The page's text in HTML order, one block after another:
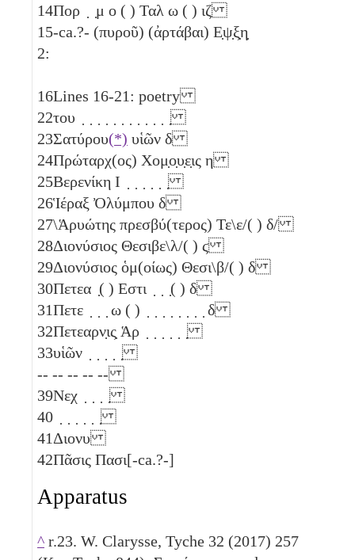
14Πορ ̣ ̣μ ο ( ) Ταλ ω ( ) ιζ
15-ca.?- (πυροῦ) (ἀρτάβαι) Ε̣ψ̣ξ̣η̣
2:
16Lines 16-21: poetry
22του ̣ ̣ ̣ ̣ ̣ ̣ ̣ ̣ ̣ ̣ ̣ ̣
23Σατύρου(*) υἱῶν δ
24Πρώταρχ(ος) Χομ̣ο̣υ̣ε̣ις η
25Βερενίκη Ι ̣ ̣ ̣ ̣ ̣ ̣
26Ἱέραξ Ὀλύμπου δ
27\Ἁρυώτης πρεσβύ(τερος) Τε\ε/( ) δ/
28Διονύσιος Θεσιβε\λ/( ) ϛ
29Διονύσιος ὁμ(οίως) Θεσι\β/( ) δ
30Πετεα ̣( ) Εστι ̣ ̣ ̣( ) δ
31Πετε ̣ ̣ ̣ ω ( ) ̣ ̣ ̣ ̣ ̣ ̣ ̣ ̣ δ
32Πετεαρν̣ις̣ Ἁρ ̣ ̣ ̣ ̣ ̣ ̣
33υἱῶν ̣ ̣ ̣ ̣ ̣
-- -- -- -- --
39Νεχ ̣ ̣ ̣ ̣
40 ̣ ̣ ̣ ̣ ̣ ̣
41Διονυ
42Πᾶσις Πασι[-ca.?-]
Apparatus
^ r.23. W. Clarysse, Tyche 32 (2017) 257